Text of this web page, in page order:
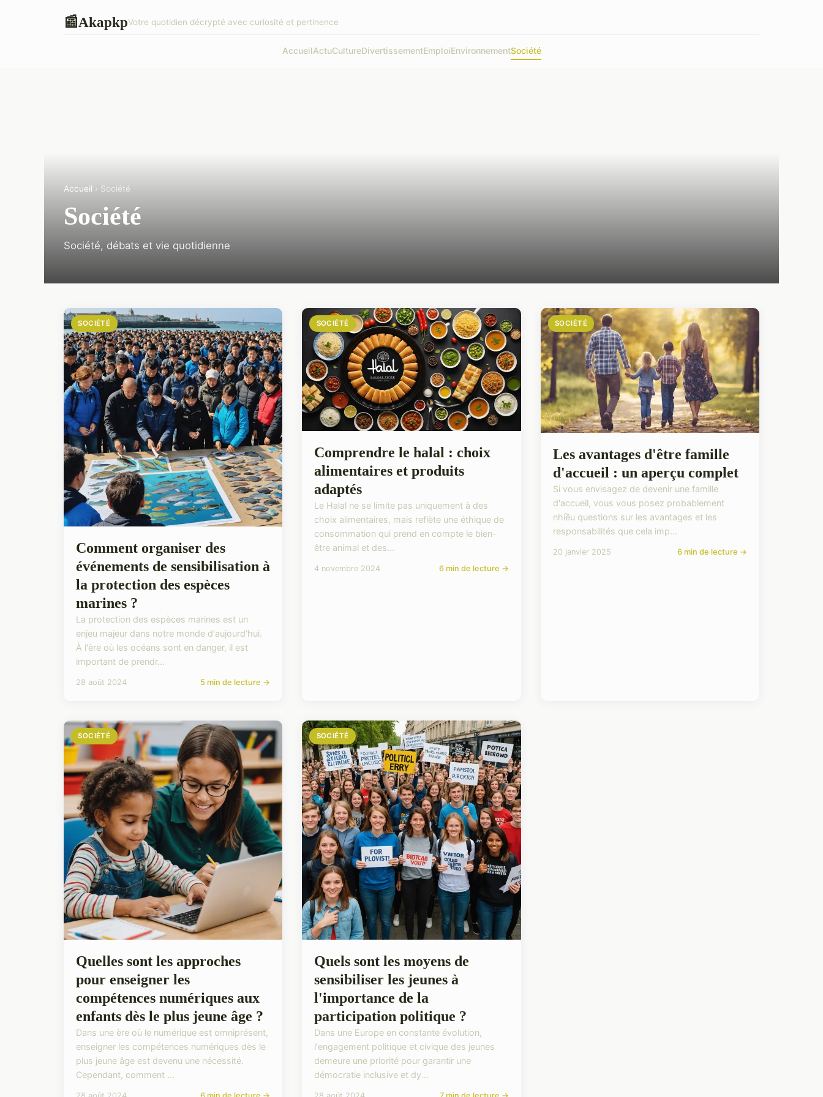
📰AkapkpVotre quotidien décrypté avec curiosité et pertinence
AccueilActuCultureDivertissementEmploiEnvironnementSociété
Accueil › Société
Société
Société, débats et vie quotidienne
SOCIÉTÉ
Comment organiser des
événements de sensibilisation à
la protection des espèces
marines ?
La protection des espèces marines est un
enjeu majeur dans notre monde d'aujourd'hui.
À l'ère où les océans sont en danger, il est
important de prendr...
28 août 2024 5 min de lecture →
SOCIÉTÉ
Comprendre le halal : choix
alimentaires et produits
adaptés
Le Halal ne se limite pas uniquement à des
choix alimentaires, mais reflète une éthique de
consommation qui prend en compte le bien-
être animal et des...
4 novembre 2024 6 min de lecture →
SOCIÉTÉ
Les avantages d'être famille
d'accueil : un aperçu complet
Si vous envisagez de devenir une famille
d'accueil, vous vous posez probablement
nhiều questions sur les avantages et les
responsabilités que cela imp...
20 janvier 2025 6 min de lecture →
SOCIÉTÉ
Quelles sont les approches
pour enseigner les
compétences numériques aux
enfants dès le plus jeune âge ?
Dans une ère où le numérique est omniprésent,
enseigner les compétences numériques dès le
plus jeune âge est devenu une nécessité.
Cependant, comment ...
SOCIÉTÉ
Quels sont les moyens de
sensibiliser les jeunes à
l'importance de la
participation politique ?
Dans une Europe en constante évolution,
l'engagement politique et civique des jeunes
demeure une priorité pour garantir une
démocratie inclusive et dy...